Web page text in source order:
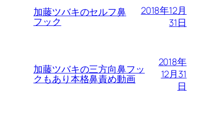
加藤ツバキのセルフ鼻
フック
2018年12月
31日
加藤ツバキの三方向鼻フッ
クもあり本格鼻責め動画
2018年
12月31
日